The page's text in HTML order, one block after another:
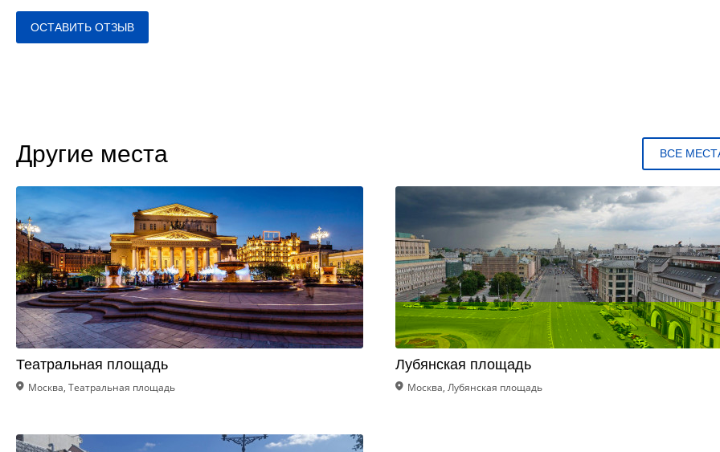
ОСТАВИТЬ ОТЗЫВ
Другие места ВСЕ
Театральная площадь
Москва, Театральная площадь
Лубянская площадь
Москва, Лубянская площадь